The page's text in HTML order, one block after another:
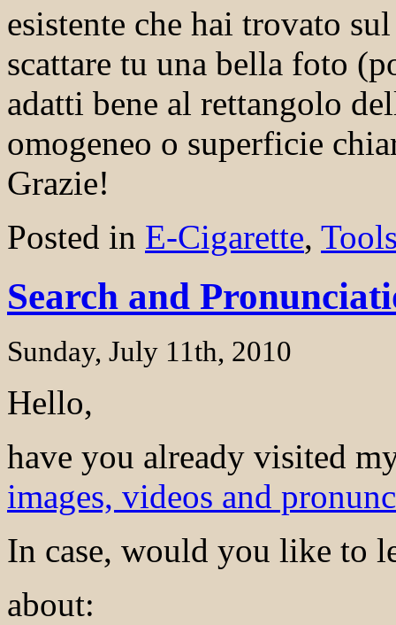
esistente che hai trovato
scattare tu una bella foto
adatti bene al rettangolo
omogeneo o superficie
Grazie!
Posted in E-Cigarette,
Search and
Sunday, July 11th, 2010
Hello,
have you already visited
images, videos and
In case, would you like to
about: